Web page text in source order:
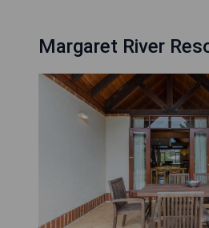
Margaret River